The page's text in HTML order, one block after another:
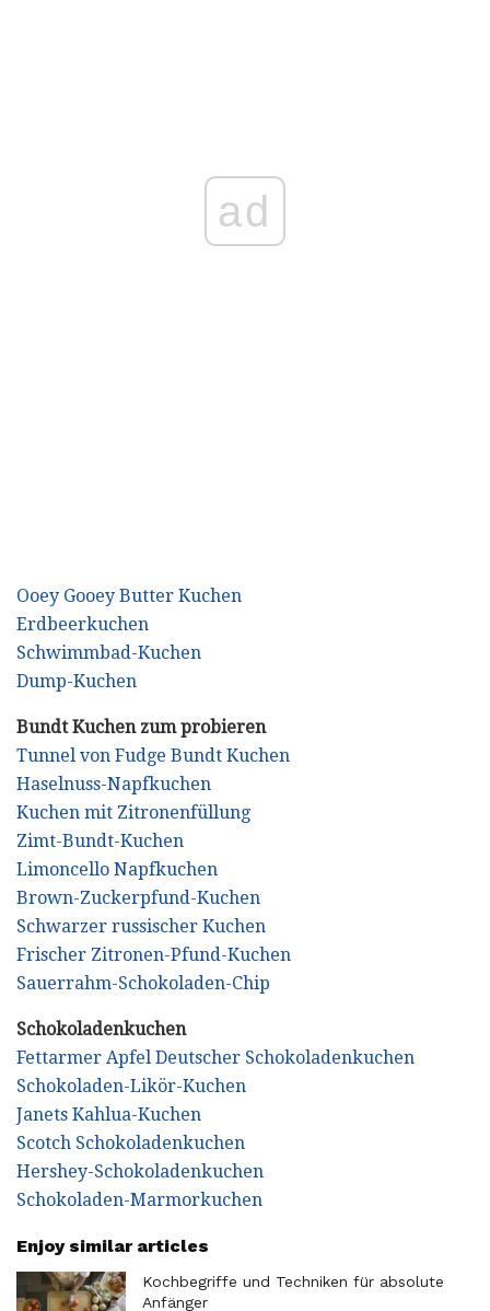
ad
Ooey Gooey Butter Kuchen
Erdbeerkuchen
Schwimmbad-Kuchen
Dump-Kuchen
Bundt Kuchen zum probieren
Tunnel von Fudge Bundt Kuchen
Haselnuss-Napfkuchen
Kuchen mit Zitronenfüllung
Zimt-Bundt-Kuchen
Limoncello Napfkuchen
Brown-Zuckerpfund-Kuchen
Schwarzer russischer Kuchen
Frischer Zitronen-Pfund-Kuchen
Sauerrahm-Schokoladen-Chip
Schokoladenkuchen
Fettarmer Apfel Deutscher Schokoladenkuchen
Schokoladen-Likör-Kuchen
Janets Kahlua-Kuchen
Scotch Schokoladenkuchen
Hershey-Schokoladenkuchen
Schokoladen-Marmorkuchen
Enjoy similar articles
Kochbegriffe und Techniken für absolute
Anfänger